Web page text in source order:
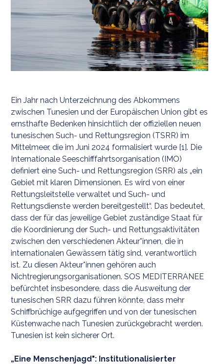
Ein Jahr nach Unterzeichnung des Abkommens
zwischen Tunesien und der Europäischen Union gibt es
ernsthafte Bedenken hinsichtlich der offiziellen neuen
tunesischen Such- und Rettungsregion (TSRR) im
Mittelmeer, die im Juni 2024 formalisiert wurde [1]. Die
Internationale Seeschifffahrtsorganisation (IMO)
definiert eine Such- und Rettungsregion (SRR) als „ein
Gebiet mit klaren Dimensionen. Es wird von einer
Rettungsleitstelle verwaltet und Such- und
Rettungsdienste werden bereitgestellt“. Das bedeutet,
dass der für das jeweilige Gebiet zuständige Staat für
die Koordinierung der Such- und Rettungsaktivitäten
zwischen den verschiedenen Akteur*innen, die in
internationalen Gewässern tätig sind, verantwortlich
ist. Zu diesen Akteur*innen gehören auch
Nichtregierungsorganisationen. SOS MEDITERRANEE
befürchtet insbesondere, dass die Ausweitung der
tunesischen SRR dazu führen könnte, dass mehr
Schiffbrüchige aufgegriffen und von der tunesischen
Küstenwache nach Tunesien zurückgebracht werden.
Tunesien ist kein sicherer Ort.
„Eine Menschenjagd": Institutionalisierter